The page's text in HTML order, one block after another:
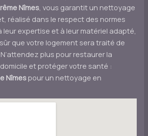
Nîmes , vous garantit un nettoyage
réalisé dans le respect des normes
leur expertise et à leur matériel adapté,
que votre logement sera traité de
plus pour restaurer la
et protéger votre santé :
Nîmespour un nettoyage en